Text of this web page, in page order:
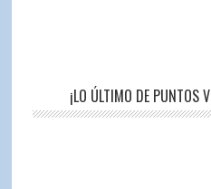
¡LO ÚLTIMO DE PUNTOS